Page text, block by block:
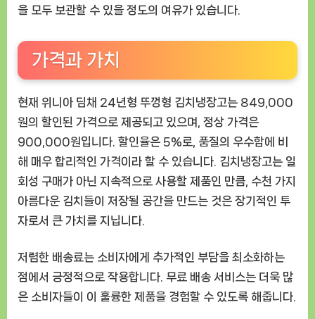
을 모두 보관할 수 있을 정도의 여유가 있습니다.
가격과 가치
현재 위니아 딤채 24년형 뚜껑형 김치냉장고는 849,000
원의 할인된 가격으로 제공되고 있으며, 정상 가격은
900,000원입니다. 할인율은 5%로, 품질의 우수함에 비
해 매우 합리적인 가격이라 할 수 있습니다. 김치냉장고는 일
회성 구매가 아닌 지속적으로 사용할 제품인 만큼, 수천 가지
아름다운 김치들이 저장될 공간을 만드는 것은 장기적인 투
자로서 큰 가치를 지닙니다.
저렴한 배송료는 소비자에게 추가적인 부담을 최소화하는
점에서 긍정적으로 작용합니다. 무료 배송 서비스는 더욱 많
은 소비자들이 이 훌륭한 제품을 경험할 수 있도록 해줍니다.